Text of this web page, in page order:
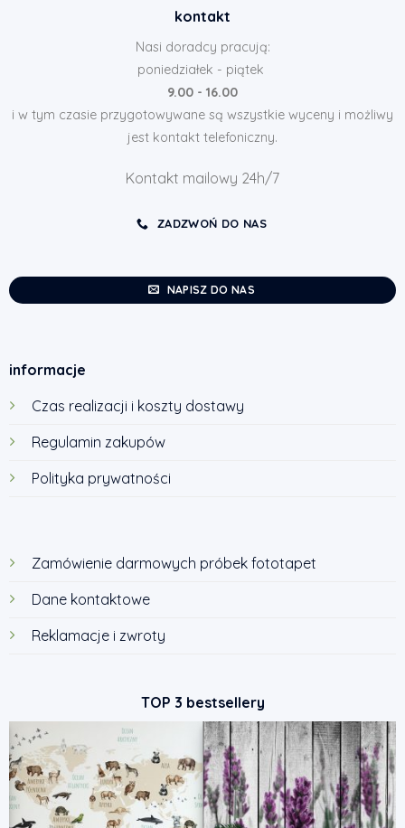
kontakt
Nasi doradcy pracują:
poniedziałek - piątek
9.00 - 16.00
i w tym czasie przygotowywane są wszystkie wyceny i możliwy
jest kontakt telefoniczny.
Kontakt mailowy 24h/7
ZADZWOŃ DO NAS
NAPISZ DO NAS
informacje
Czas realizacji i koszty dostawy
Regulamin zakupów
Polityka prywatności
Zamówienie darmowych próbek fototapet
Dane kontaktowe
Reklamacje i zwroty
TOP 3 bestsellery